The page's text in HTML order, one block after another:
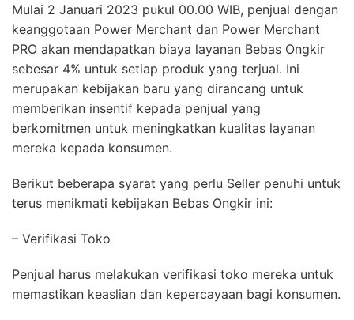
Mulai 2 Januari 2023 pukul 00.00 WIB, penjual dengan
keanggotaan Power Merchant dan Power Merchant
PRO akan mendapatkan biaya layanan Bebas Ongkir
sebesar 4% untuk setiap produk yang terjual. Ini
merupakan kebijakan baru yang dirancang untuk
memberikan insentif kepada penjual yang
berkomitmen untuk meningkatkan kualitas layanan
mereka kepada konsumen.
Berikut beberapa syarat yang perlu Seller penuhi untuk
terus menikmati kebijakan Bebas Ongkir ini:
– Verifikasi Toko
Penjual harus melakukan verifikasi toko mereka untuk
memastikan keaslian dan kepercayaan bagi konsumen.